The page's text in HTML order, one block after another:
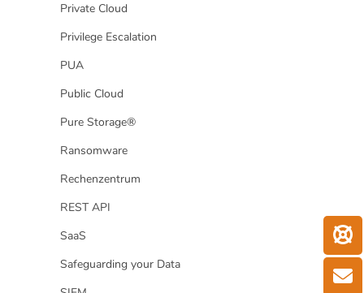
Private Cloud
Privilege Escalation
PUA
Public Cloud
Pure Storage®
Ransomware
Rechenzentrum
REST API
SaaS
Safeguarding your Data